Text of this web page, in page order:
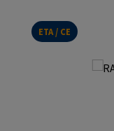
ETA / CE
Bildergalerie